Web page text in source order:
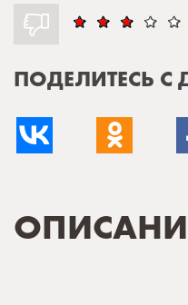
ПОДЕЛИТЕСЬ С